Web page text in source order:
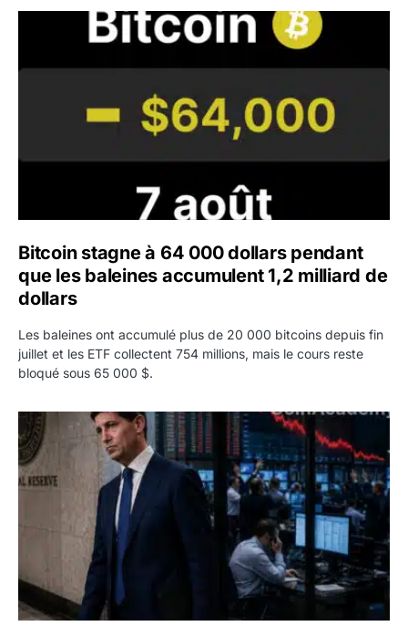
Bitcoin stagne à 64 000 dollars pendant que les
Bitcoin stagne à 64 000 dollars pendant
que les baleines accumulent 1,2 milliard de
dollars
Les baleines ont accumulé plus de 20 000 bitcoins depuis fin
juillet et les ETF collectent 754 millions, mais le cours reste
bloqué sous 65 000 $.
Kevin Warsh maintient sa communication minimaliste